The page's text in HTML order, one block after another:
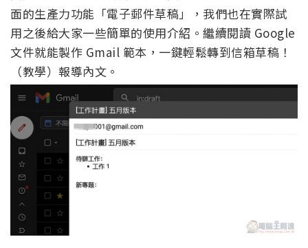
面的生產力功能「電子郵件草稿」，我們也在實際試
用之後給大家一些簡單的使用介紹。繼續閱讀 Google
文件就能製作 Gmail 範本，一鍵輕鬆轉到信箱草稿！
（教學）報導內文。